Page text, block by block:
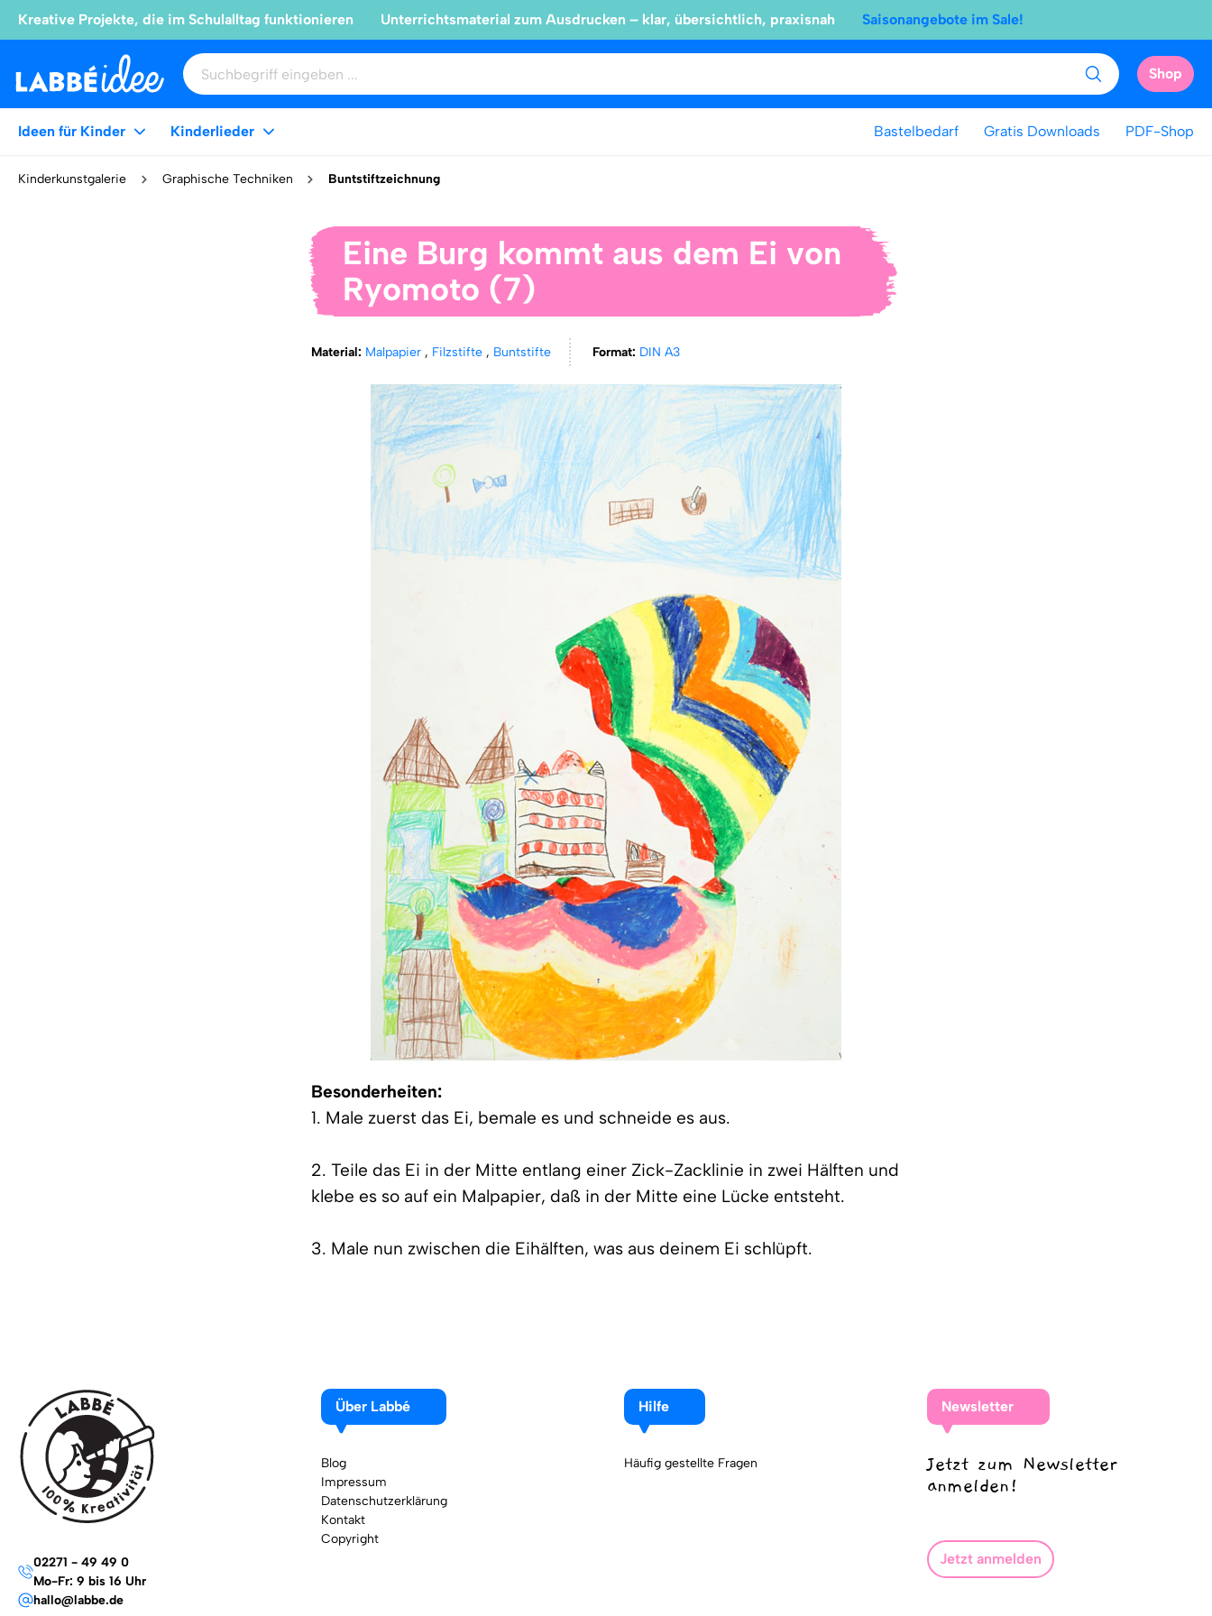
Kreative Projekte, die im Schulalltag funktionieren Unterrichtsmaterial zum Ausdrucken – klar, übersichtlich, praxisnah Saisonangebote im Sale!
Shop
Ideen für Kinder Kinderlieder Bastelbedarf Gratis Downloads PDF-Shop
Kinderkunstgalerie Graphische Techniken Buntstiftzeichnung
Eine Burg kommt aus dem Ei von
Ryomoto (7)
Material: Malpapier , Filzstifte , Buntstifte Format: DIN A3
Besonderheiten:
1. Male zuerst das Ei, bemale es und schneide es aus.
2. Teile das Ei in der Mitte entlang einer Zick-Zacklinie in zwei Hälften und
klebe es so auf ein Malpapier, daß in der Mitte eine Lücke entsteht.
3. Male nun zwischen die Eihälften, was aus deinem Ei schlüpft.
02271 - 49 49 0
Mo-Fr: 9 bis 16 Uhr
hallo@labbe.de
Über Labbé
Blog
Impressum
Datenschutzerklärung
Kontakt
Copyright
Hilfe
Häufig gestellte Fragen
Newsletter
Jetzt zum Newsletter
anmelden!
Jetzt anmelden